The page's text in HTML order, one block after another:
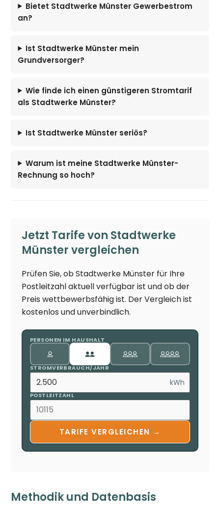
Bietet Stadtwerke Münster Gewerbestrom
an?
Ist Stadtwerke Münster mein
Grundversorger?
Wie finde ich einen günstigeren Stromtarif
als Stadtwerke Münster?
Ist Stadtwerke Münster seriös?
Warum ist meine Stadtwerke Münster-
Rechnung so hoch?
Jetzt Tarife von Stadtwerke
Münster vergleichen
Prüfen Sie, ob Stadtwerke Münster für Ihre
Postleitzahl aktuell verfügbar ist und ob der
Preis wettbewerbsfähig ist. Der Vergleich ist
kostenlos und unverbindlich.
PERSONEN IM HAUSHALT
STROMVERBRAUCH/JAHR
kWh
POSTLEITZAHL
TARIFE VERGLEICHEN →
Methodik und Datenbasis